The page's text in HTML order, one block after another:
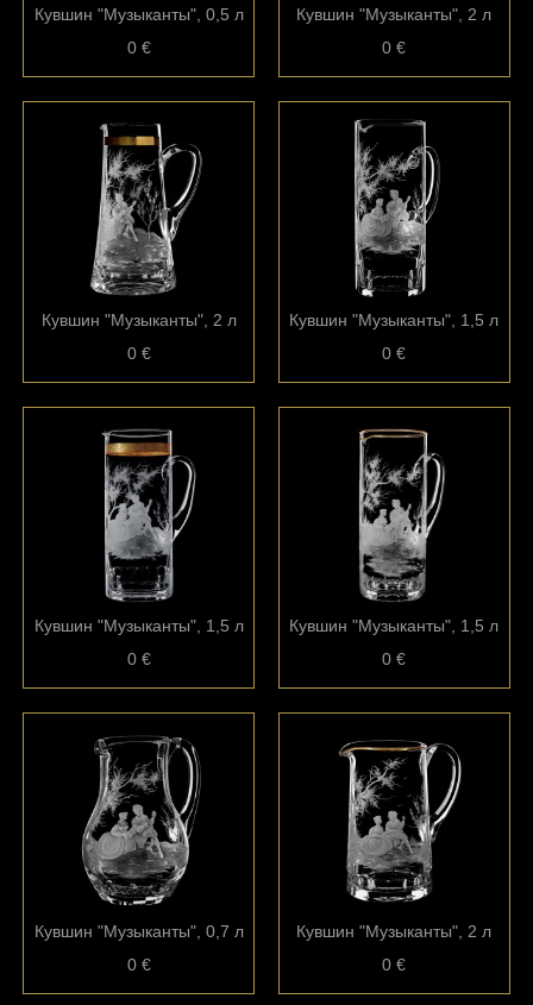
Кувшин "Музыканты", 0,5 л
0 €
Кувшин "Музыканты", 2 л
0 €
Кувшин "Музыканты", 2 л
0 €
Кувшин "Музыканты", 1,5 л
0 €
Кувшин "Музыканты", 1,5 л
0 €
Кувшин "Музыканты", 1,5 л
0 €
Кувшин "Музыканты", 0,7 л
0 €
Кувшин "Музыканты", 2 л
0 €